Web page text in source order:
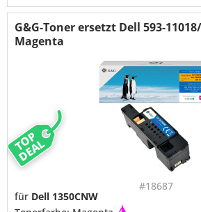
TOP
DEAL
G&G-Toner ersetzt Dell 593-
Magenta
#18687
für Dell 1350CNW